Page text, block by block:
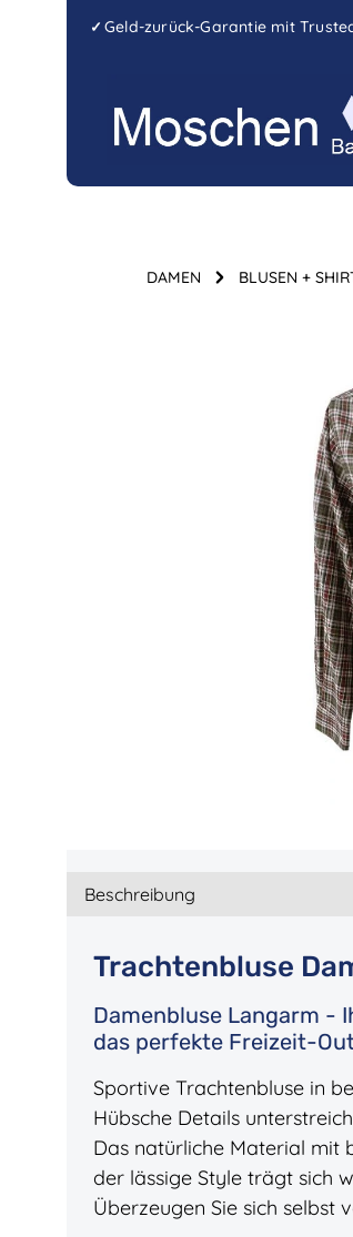
Zum Hauptinhalt springen
Zur Hauptnavigation
✓ Geld-zurück-Garantie mit
DAMEN BLUSEN +
Beschreibung
Trachtenbluse
Damenbluse Langarm -
das perfekte Freizeit-
Sportive Trachtenbluse in
Hübsche Details
Das natürliche Material mit
der lässige Style trägt sich
Überzeugen Sie sich selbst